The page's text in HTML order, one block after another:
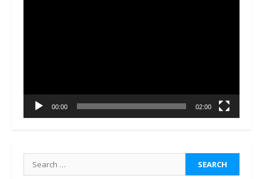
00:00 02:00
Search
for: